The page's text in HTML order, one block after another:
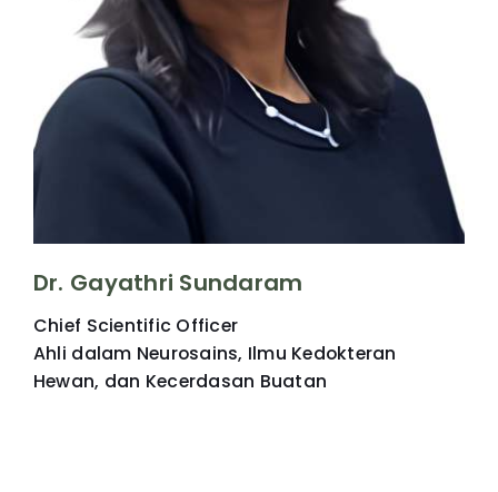
Dr. Gayathri Sundaram
Chief Scientific Officer
Ahli dalam Neurosains, Ilmu Kedokteran
Hewan, dan Kecerdasan Buatan